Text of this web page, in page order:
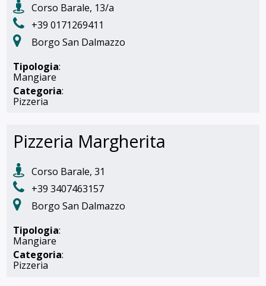
Corso Barale, 13/a
+39 0171269411
Borgo San Dalmazzo
Tipologia:
Mangiare
Categoria:
Pizzeria
Pizzeria Margherita
Corso Barale, 31
+39 3407463157
Borgo San Dalmazzo
Tipologia:
Mangiare
Categoria:
Pizzeria